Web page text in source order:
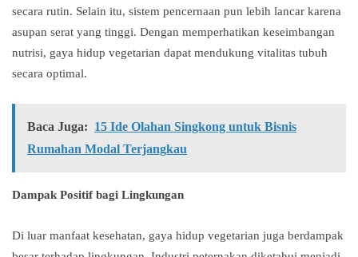
secara rutin. Selain itu, sistem pencernaan pun lebih lancar karena
asupan serat yang tinggi. Dengan memperhatikan keseimbangan
nutrisi, gaya hidup vegetarian dapat mendukung vitalitas tubuh
secara optimal.
Baca Juga: 15 Ide Olahan Singkong untuk Bisnis
Rumahan Modal Terjangkau
Dampak Positif bagi Lingkungan
Di luar manfaat kesehatan, gaya hidup vegetarian juga berdampak